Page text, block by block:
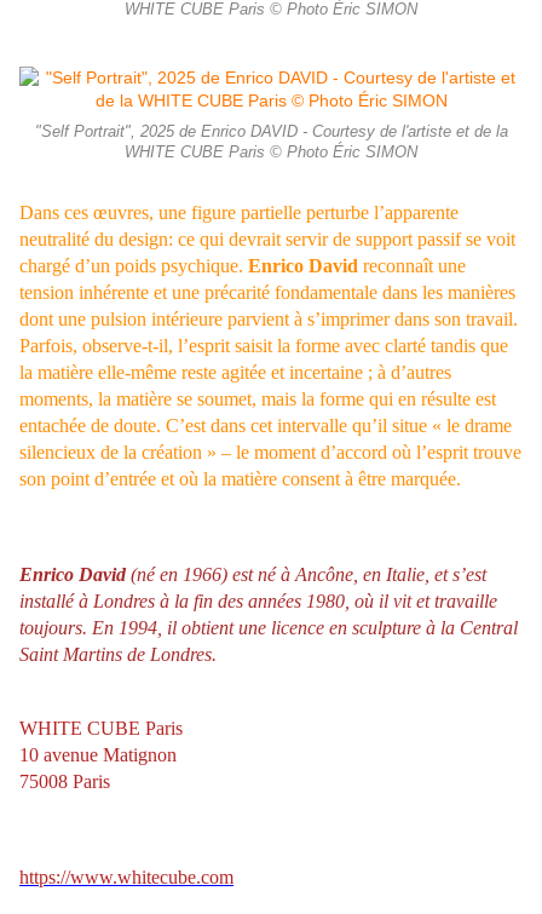
WHITE CUBE Paris © Photo Éric SIMON
"Self Portrait", 2025 de Enrico DAVID - Courtesy de l'artiste et de la
WHITE CUBE Paris © Photo Éric SIMON
Dans ces œuvres, une figure partielle perturbe l’apparente
neutralité du design: ce qui devrait servir de support passif se voit
chargé d’un poids psychique. Enrico David reconnaît une
tension inhérente et une précarité fondamentale dans les manières
dont une pulsion intérieure parvient à s’imprimer dans son travail.
Parfois, observe-t-il, l’esprit saisit la forme avec clarté tandis que
la matière elle-même reste agitée et incertaine ; à d’autres
moments, la matière se soumet, mais la forme qui en résulte est
entachée de doute. C’est dans cet intervalle qu’il situe « le drame
silencieux de la création » – le moment d’accord où l’esprit trouve
son point d’entrée et où la matière consent à être marquée.
Enrico David(né en 1966) est né à Ancône, en Italie, et s’est
installé à Londres à la fin des années 1980, où il vit et travaille
toujours. En 1994, il obtient une licence en sculpture à la Central
Saint Martins de Londres.
WHITE CUBE Paris
10 avenue Matignon
75008 Paris
https://www.whitecube.com